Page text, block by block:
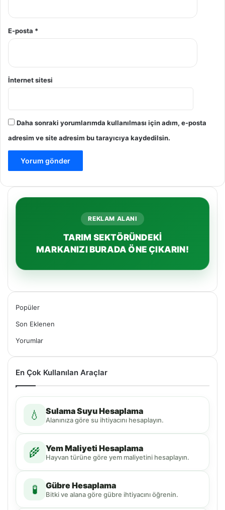
E-posta *
İnternet sitesi
Daha sonraki yorumlarımda kullanılması için adım, e-posta
adresim ve site adresim bu tarayıcıya kaydedilsin.
REKLAM ALANI
TARIM SEKTÖRÜNDEKİ
MARKANIZI BURADA ÖNE ÇIKARIN!
Popüler
Son Eklenen
Yorumlar
En Çok Kullanılan Araçlar
💧 Sulama Suyu Hesaplama
Alanınıza göre su ihtiyacını hesaplayın.
🌾 Yem Maliyeti Hesaplama
Hayvan türüne göre yem maliyetini hesaplayın.
🧪 Gübre Hesaplama
Bitki ve alana göre gübre ihtiyacını öğrenin.